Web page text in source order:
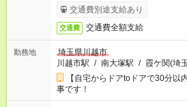
交通費別途支給あり
交通費 交通費全額支給
勤務地
埼玉県川越市
川越市駅 / 南大塚駅 / 霞ケ関(埼
【自宅からドアtoドアで30分以
事です！